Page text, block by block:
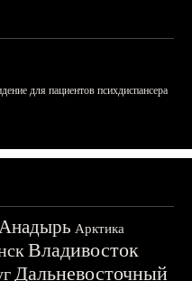
для пациентов психдиспансера
Арктика
Владивосток
Дальневосточный